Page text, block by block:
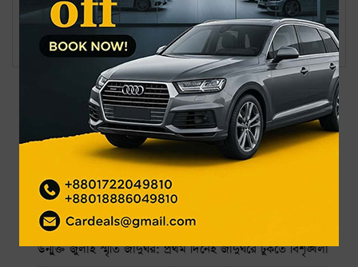
আন্তর্জাতিক বাজারে কমলো স্বর্ণের দাম
ড্রামে খণ্ডিত লাশ: হত্যাকাণ্ডের কারণ নিয়ে ভিন্ন তথ্য র‌্যাব ও পুলিশের
সর্বশেষ
জনপ্রিয়
নাফ নদ থেকে ৩ জেলেকে ধরে নিয়ে গেছে আরাকান আর্মি
গ্র্যামিতে এখনো সিদ্ধান্তহীন স্ট্রে কিডস
৩ দিনে ফ্রি দেখা যাবে ৬ সিনেমা
উন্মুক্ত জুলাই স্মৃতি জাদুঘর: প্রথম দিনেই জাদুঘরে ঢুকতে বিশৃঙ্খলা